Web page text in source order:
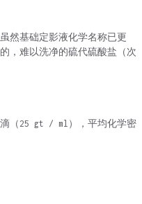
然基础定影液化学名称已更
，难以洗净的硫代硫酸盐（次
滴（25 gt / ml），平均化学密